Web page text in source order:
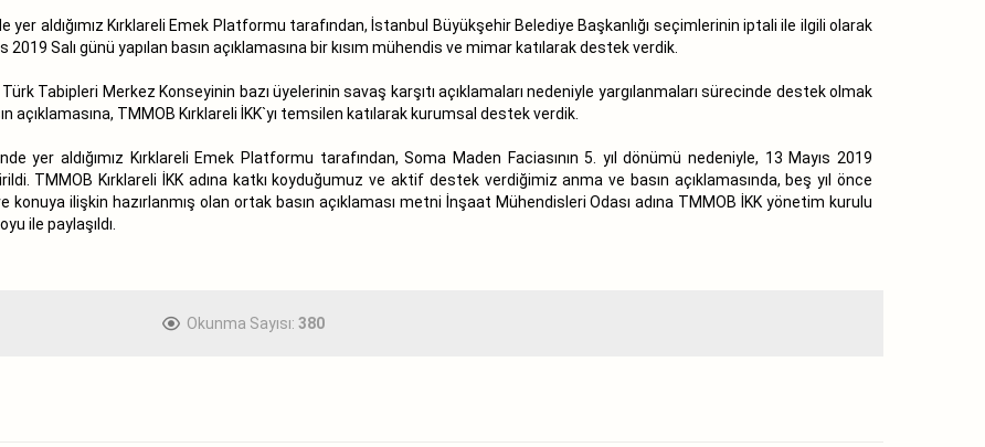
yer aldığımız Kırklareli Emek Platformu tarafından, İstanbul Büyükşehir Belediye Başkanlığı seçimlerinin iptali ile ilgili olarak
Salı günü yapılan basın açıklamasına bir kısım mühendis ve mimar katılarak destek verdik.
Türk Tabipleri Merkez Konseyinin bazı üyelerinin savaş karşıtı açıklamaları nedeniyle yargılanmaları sürecinde destek olmak
açıklamasına, TMMOB Kırklareli İKK`yı temsilen katılarak kurumsal destek verdik.
yer aldığımız Kırklareli Emek Platformu tarafından, Soma Maden Faciasının 5. yıl dönümü nedeniyle, 13 Mayıs 2019
TMMOB Kırklareli İKK adına katkı koyduğumuz ve aktif destek verdiğimiz anma ve basın açıklamasında, beş yıl önce
konuya ilişkin hazırlanmış olan ortak basın açıklaması metni İnşaat Mühendisleri Odası adına TMMOB İKK yönetim kurulu
ile paylaşıldı.
Okunma Sayısı: 380